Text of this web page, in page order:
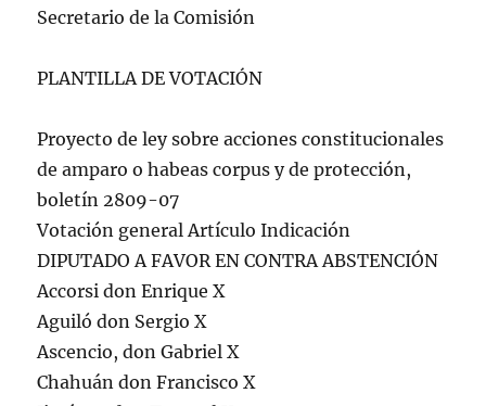
Secretario de la Comisión
PLANTILLA DE VOTACIÓN
Proyecto de ley sobre acciones constitucionales
de amparo o habeas corpus y de protección,
boletín 2809-07
Votación general Artículo Indicación
DIPUTADO A FAVOR EN CONTRA ABSTENCIÓN
Accorsi don Enrique X
Aguiló don Sergio X
Ascencio, don Gabriel X
Chahuán don Francisco X